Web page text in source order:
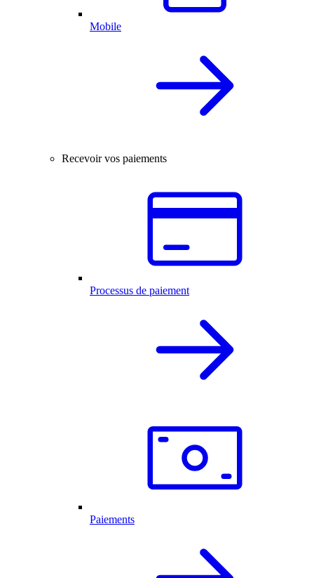
Mobile
Recevoir vos paiements
Processus de paiement
Paiements